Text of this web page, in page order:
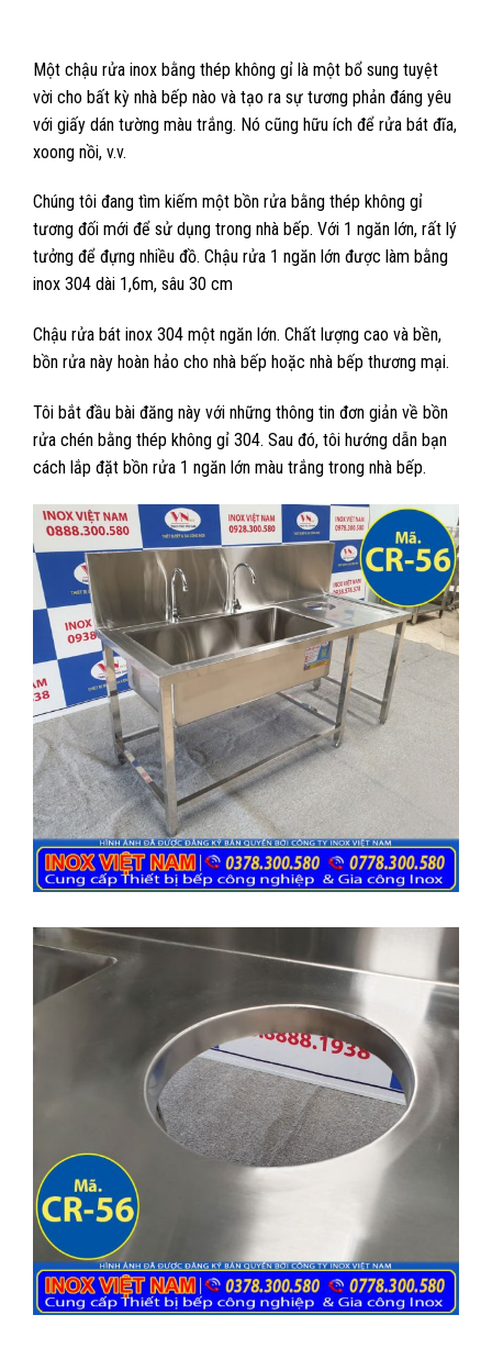
Một chậu rửa inox bằng thép không gỉ là một bổ sung tuyệt
vời cho bất kỳ nhà bếp nào và tạo ra sự tương phản đáng yêu
với giấy dán tường màu trắng. Nó cũng hữu ích để rửa bát đĩa,
xoong nồi, v.v.
Chúng tôi đang tìm kiếm một bồn rửa bằng thép không gỉ
tương đối mới để sử dụng trong nhà bếp. Với 1 ngăn lớn, rất lý
tưởng để đựng nhiều đồ. Chậu rửa 1 ngăn lớn được làm bằng
inox 304 dài 1,6m, sâu 30 cm
Chậu rửa bát inox 304 một ngăn lớn. Chất lượng cao và bền,
bồn rửa này hoàn hảo cho nhà bếp hoặc nhà bếp thương mại.
Tôi bắt đầu bài đăng này với những thông tin đơn giản về bồn
rửa chén bằng thép không gỉ 304. Sau đó, tôi hướng dẫn bạn
cách lắp đặt bồn rửa 1 ngăn lớn màu trắng trong nhà bếp.